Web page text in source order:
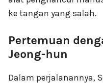
ke tangan yang salah.
Pertemuan
Jeong-hun
Dalam perjalanannya,